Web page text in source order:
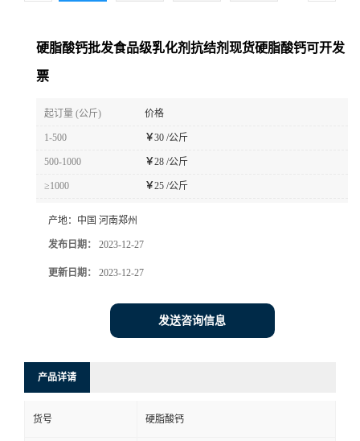
硬脂酸钙批发食品级乳化剂抗结剂现货硬脂酸钙可开发
票
起订量 (公斤) 价格
1-500 ￥30 /公斤
500-1000 ￥28 /公斤
≥1000 ￥25 /公斤
产地： 中国 河南郑州
发布日期： 2023-12-27
更新日期： 2023-12-27
发送咨询信息
产品详请
货号 硬脂酸钙